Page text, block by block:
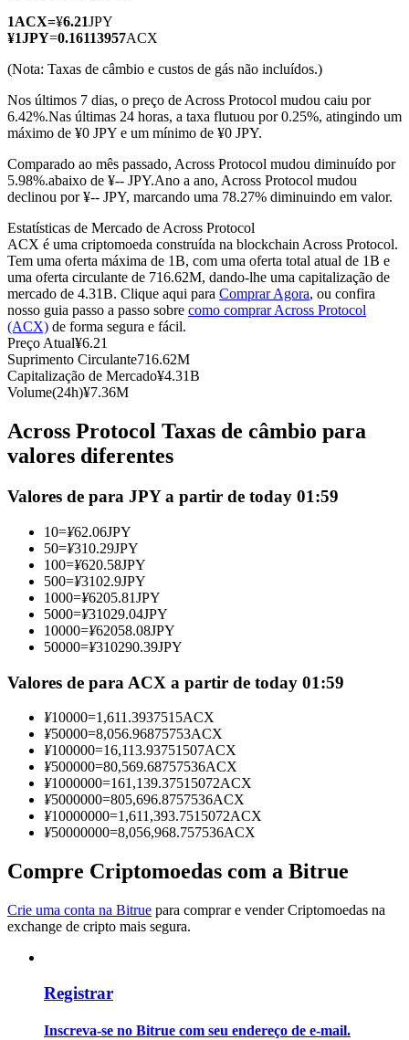
Futuros usando USDC como garantia
Copiar Trading
Junte-se aos principais traders
Torne-se um Trader de Cópias
Desfrute da partilha de lucros e comissões de copy trading
Informação
Análise de big data, incluindo informações comerciais, etc.
1ACX=¥6.21JPY
¥1JPY=0.16113957ACX
(Nota: Taxas de câmbio e custos de gás não incluídos.)
Nos últimos 7 dias, o preço de Across Protocol mudou caiu por
6.42%.Nas últimas 24 horas, a taxa flutuou por 0.25%, atingindo um
máximo de ¥0 JPY e um mínimo de ¥0 JPY.
Comparado ao mês passado, Across Protocol mudou diminuído por
5.98%.abaixo de ¥-- JPY.Ano a ano, Across Protocol mudou
declinou por ¥-- JPY, marcando uma 78.27% diminuindo em valor.
Estatísticas de Mercado de Across Protocol
ACX é uma criptomoeda construída na blockchain Across Protocol.
Tem uma oferta máxima de 1B, com uma oferta total atual de 1B e
uma oferta circulante de 716.62M, dando-lhe uma capitalização de
mercado de 4.31B. Clique aqui para Comprar Agora, ou confira
nosso guia passo a passo sobre como comprar Across Protocol
(ACX) de forma segura e fácil.
Preço Atual¥6.21
Suprimento Circulante716.62M
Capitalização de Mercado¥4.31B
Volume(24h)¥7.36M
Across Protocol Taxas de câmbio para
valores diferentes
Valores de para JPY a partir de today 01:59
10=¥62.06JPY
50=¥310.29JPY
100=¥620.58JPY
500=¥3102.9JPY
1000=¥6205.81JPY
5000=¥31029.04JPY
10000=¥62058.08JPY
50000=¥310290.39JPY
Valores de para ACX a partir de today 01:59
¥10000=1,611.3937515ACX
¥50000=8,056.96875753ACX
¥100000=16,113.93751507ACX
¥500000=80,569.68757536ACX
¥1000000=161,139.37515072ACX
¥5000000=805,696.8757536ACX
¥10000000=1,611,393.7515072ACX
¥50000000=8,056,968.757536ACX
Compre Criptomoedas com a Bitrue
Crie uma conta na Bitrue para comprar e vender Criptomoedas na
exchange de cripto mais segura.
Registrar
Inscreva-se no Bitrue com seu endereço de e-mail.